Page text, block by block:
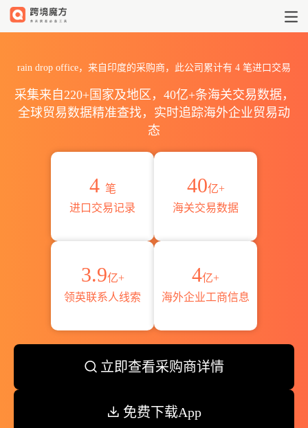
rain drop office，来自印度的采购商，此公司累计有 4 笔进口交易
采集来自220+国家及地区，40亿+条海关交易数据，
全球贸易数据精准查找，实时追踪海外企业贸易动
态
4 笔
进口交易记录
40亿+
海关交易数据
3.9亿+
领英联系人线索
4亿+
海外企业工商信息
立即查看采购商详情
免费下载App